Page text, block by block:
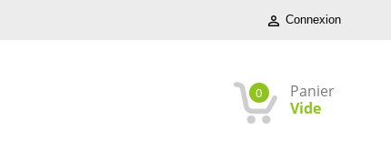
 Connexion
Panier
0
Vide